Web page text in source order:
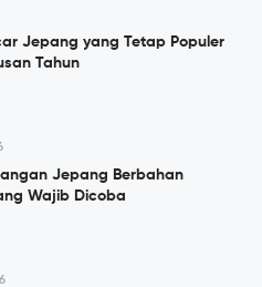
Jepang yang Tetap Populer
Tahun
Jepang Berbahan
Wajib Dicoba